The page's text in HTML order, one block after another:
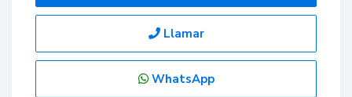
Llamar
WhatsApp